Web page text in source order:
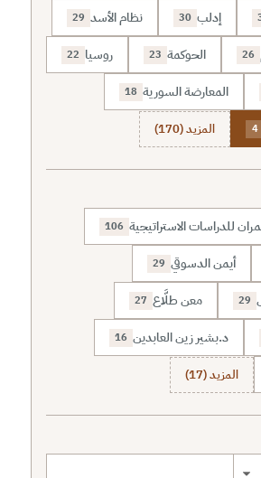
إدلب 30 نظام الأسد 29
26 الحوكمة 23 روسيا 22
المعارضة السورية 18
4 المزيد (170)
للدراسات الاستراتيجية 106
أيمن الدسوقي 29
29 معن طلَّاع 27
د.بشير زين العابدين 16
المزيد (17)